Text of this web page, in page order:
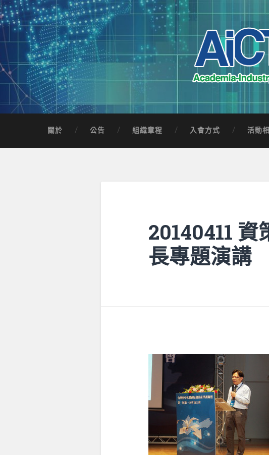
Skip
to
content
Search
AICTSP 台灣臺中軟體
Academia-Industry Consortium of Taichung Software
關於 公告 組織章程 入會方式 活動
20140411
長專題演講